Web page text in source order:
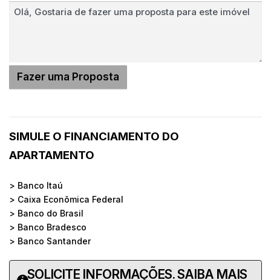
SIMULE O FINANCIAMENTO DO
APARTAMENTO
> Banco Itaú
> Caixa Econômica Federal
> Banco do Brasil
> Banco Bradesco
> Banco Santander
SOLICITE INFORMAÇÕES. SAIBA MAIS